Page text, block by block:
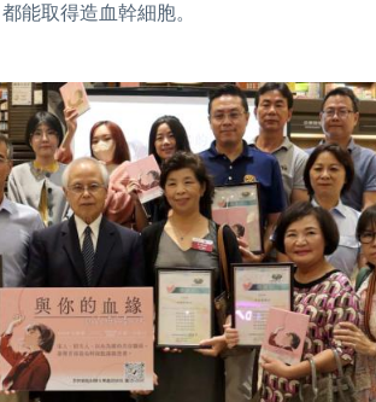
能取得造血幹細胞。